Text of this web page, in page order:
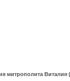
митрополита